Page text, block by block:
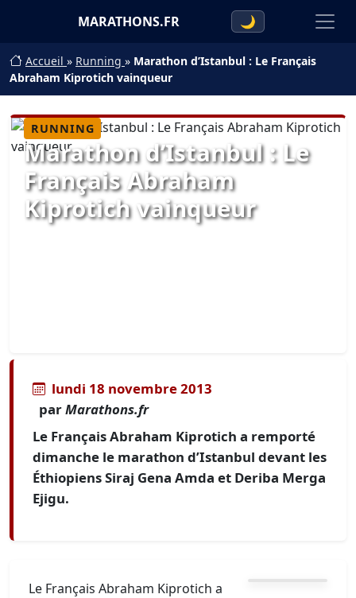
MARATHONS.FR 🌙
Accueil » Running » Marathon d’Istanbul : Le Français
Abraham Kiprotich vainqueur
RUNNING
Marathon d’Istanbul : Le
Français Abraham
Kiprotich vainqueur
lundi 18 novembre 2013
parMarathons.fr
Le Français Abraham Kiprotich a remporté
dimanche le marathon d’Istanbul devant les
Éthiopiens Siraj Gena Amda et Deriba Merga
Ejigu.
Le Français Abraham Kiprotich a